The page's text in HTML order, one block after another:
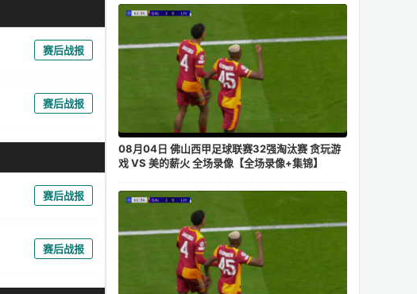
赛后战报
赛后战报
赛后战报
赛后战报
08月04日 佛山西甲足球联赛32强淘汰赛 贪玩游
戏 VS 美的薪火 全场录像【全场录像+集锦】